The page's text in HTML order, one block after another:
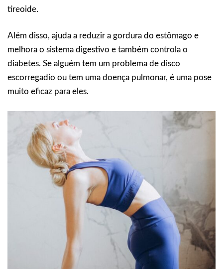
tireoide.
Além disso, ajuda a reduzir a gordura do estômago e
melhora o sistema digestivo e também controla o
diabetes. Se alguém tem um problema de disco
escorregadio ou tem uma doença pulmonar, é uma pose
muito eficaz para eles.